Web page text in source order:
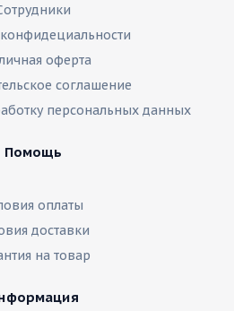
оферта
соглашение
персональных данных
Помощь
оплаты
доставки
на товар